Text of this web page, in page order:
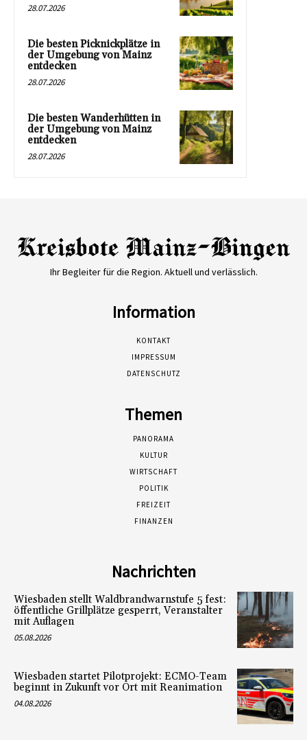
28.07.2026
Die besten Picknickplätze in
der Umgebung von Mainz
entdecken
28.07.2026
Die besten Wanderhütten in
der Umgebung von Mainz
entdecken
28.07.2026
Ihr Begleiter für die Region. Aktuell und verlässlich.
Information
KONTAKT
IMPRESSUM
DATENSCHUTZ
Themen
PANORAMA
KULTUR
WIRTSCHAFT
POLITIK
FREIZEIT
FINANZEN
Nachrichten
Wiesbaden stellt Waldbrandwarnstufe 5 fest:
öffentliche Grillplätze gesperrt, Veranstalter
mit Auflagen
05.08.2026
Wiesbaden startet Pilotprojekt: ECMO-Team
beginnt in Zukunft vor Ort mit Reanimation
04.08.2026